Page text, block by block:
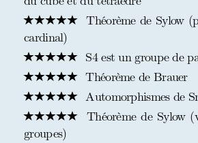
Théorème de Sylow
cardinal)
S4 est un groupe de
Théorème de Brauer
Automorphismes de
Théorème de Sylow
groupes)